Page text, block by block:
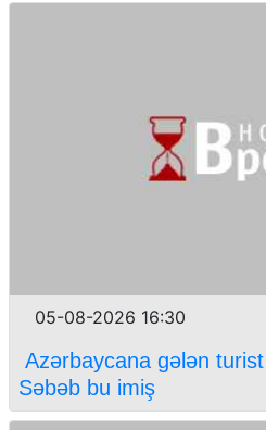
05-08-2026 16:30
Azərbaycana gələn
Səbəb bu imiş